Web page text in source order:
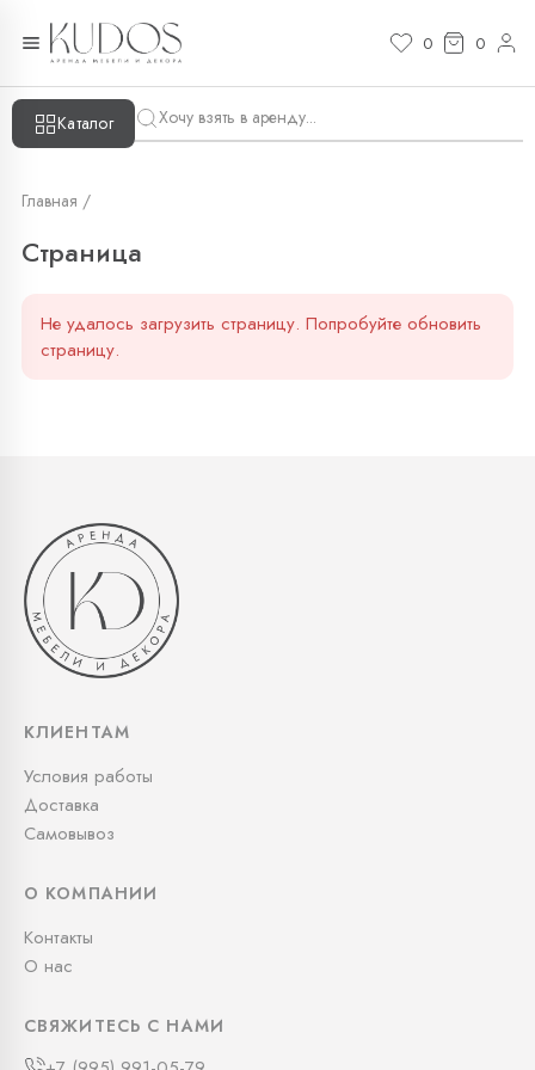
0 0
Каталог
Главная /
Страница
Не удалось загрузить страницу. Попробуйте обновить
страницу.
КЛИЕНТАМ
Условия работы
Доставка
Самовывоз
О КОМПАНИИ
Контакты
О нас
СВЯЖИТЕСЬ С НАМИ